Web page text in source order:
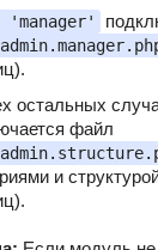
'manager'
остальных
файл
и